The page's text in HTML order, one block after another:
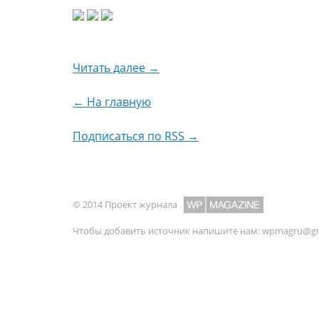
Читать далее →
← На главную
Подписаться по RSS →
© 2014 Проект журнала
Чтобы добавить источник напишите нам: